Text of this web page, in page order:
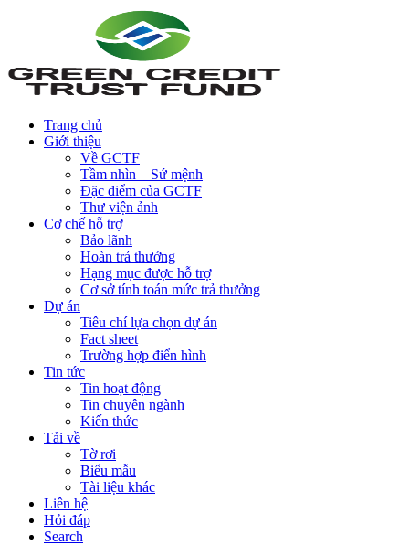
Trang chủ
Giới thiệu
Về GCTF
Tầm nhìn – Sứ mệnh
Đặc điểm của GCTF
Thư viện ảnh
Cơ chế hỗ trợ
Bảo lãnh
Hoàn trả thưởng
Hạng mục được hỗ trợ
Cơ sở tính toán mức trả thưởng
Dự án
Tiêu chí lựa chọn dự án
Fact sheet
Trường hợp điển hình
Tin tức
Tin hoạt động
Tin chuyên ngành
Kiến thức
Tải về
Tờ rơi
Biểu mẫu
Tài liệu khác
Liên hệ
Hỏi đáp
Search